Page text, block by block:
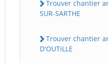
Trouver chantier
SUR-SARTHE
Trouver chantier
D'OUTiLLE